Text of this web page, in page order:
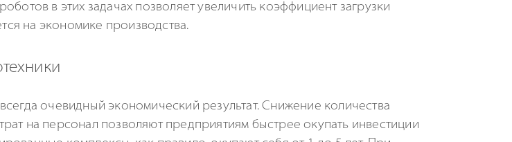
в этих задачах позволяет увеличить коэффициент загрузки
на экономике производства.
очевидный экономический результат. Снижение количества
на персонал позволяют предприятиям быстрее окупать инвестиции